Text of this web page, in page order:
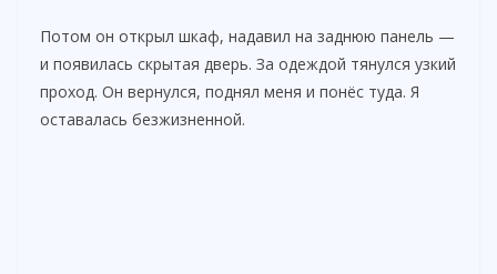
Потом он открыл шкаф, надавил на заднюю панель —
и появилась скрытая дверь. За одеждой тянулся узкий
проход. Он вернулся, поднял меня и понёс туда. Я
оставалась безжизненной.